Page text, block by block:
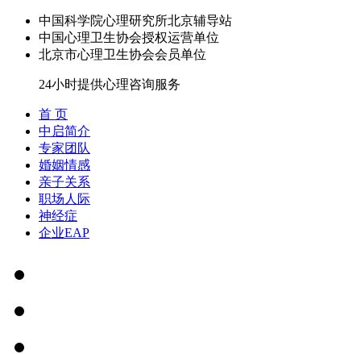
中国科学院心理研究所北京辅导站
中国心理卫生协会授权运营单位
北京市心理卫生协会会员单位
24小时提供心理咨询服务
首 页
中启简介
专家团队
婚姻情感
亲子关系
职场人际
神经症
企业EAP